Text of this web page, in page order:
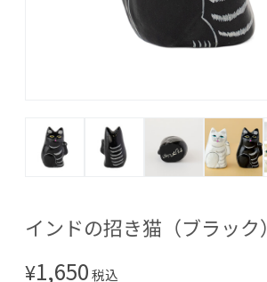
インドの招き猫（ブラック）
¥1,650税込